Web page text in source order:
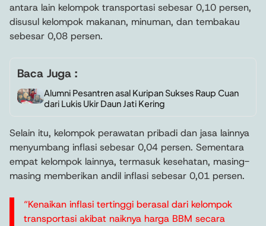
antara lain kelompok transportasi sebesar 0,10 persen,
disusul kelompok makanan, minuman, dan tembakau
sebesar 0,08 persen.
Baca Juga :
Alumni Pesantren asal Kuripan Sukses Raup Cuan
dari Lukis Ukir Daun Jati Kering
Selain itu, kelompok perawatan pribadi dan jasa lainnya
menyumbang inflasi sebesar 0,04 persen. Sementara
empat kelompok lainnya, termasuk kesehatan, masing-
masing memberikan andil inflasi sebesar 0,01 persen.
“Kenaikan inflasi tertinggi berasal dari kelompok
transportasi akibat naiknya harga BBM secara